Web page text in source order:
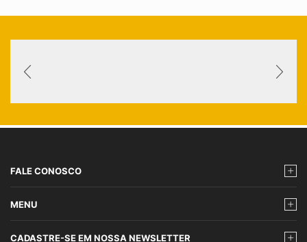
FALE CONOSCO
MENU
CADASTRE-SE EM NOSSA NEWSLETTER